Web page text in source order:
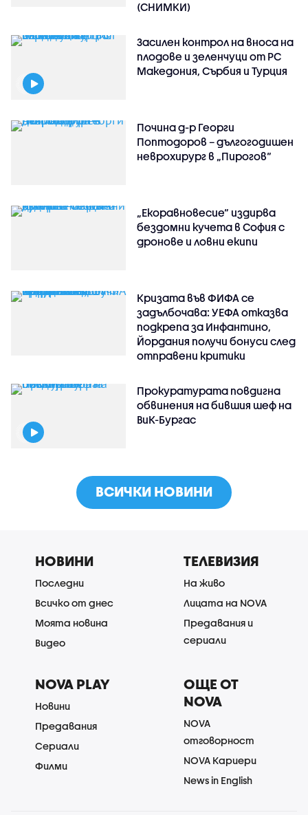
(СНИМКИ)
Засилен контрол на вноса на
плодове и зеленчуци от РС
Македония, Сърбия и Турция
Почина д-р Георги
Поптодоров – дългогодишен
неврохирург в „Пирогов“
„Екоравновесие“ издирва
бездомни кучета в София с
дронове и ловни екипи
Кризата във ФИФА се
задълбочава: УЕФА отказва
подкрепа за Инфантино,
Йордания получи бонуси след
отправени критики
Прокуратурата повдигна
обвинения на бившия шеф на
ВиК-Бургас
ВСИЧКИ НОВИНИ
НОВИНИ
Последни
Всичко от днес
Моята новина
Видео
ТЕЛЕВИЗИЯ
На живо
Лицата на NOVA
Предавания и
сериали
NOVA PLAY
Новини
Предавания
Сериали
Филми
ОЩЕ ОТ
NOVA
NOVA
отговорност
NOVA Кариери
News in English